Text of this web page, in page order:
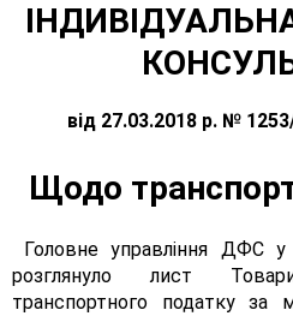
від 27.03.2018 р. №
Щодо
Головне управління ДФС у
розглянуло лист
транспортного податку за